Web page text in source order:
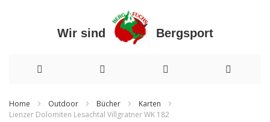
Wir sind Bergsport
zum
Home Outdoor Bücher
Karten
Lienzer Dolomiten Lesachtal Villgratner WK 182